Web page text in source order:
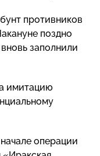
противников
поздно
заполнили
имитацию
операции